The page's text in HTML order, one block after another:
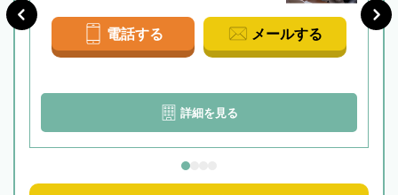
電話する メールする
詳細を見る